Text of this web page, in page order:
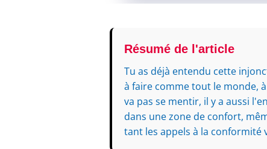
Résumé de l'article
Tu as déjà entendu cette
à faire comme tout le monde,
va pas se mentir, il y a aussi
dans une zone de confort,
tant les appels à la conformité